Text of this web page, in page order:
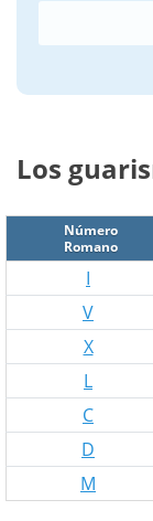
Los
Número
Romano
I
V
X
L
C
D
M